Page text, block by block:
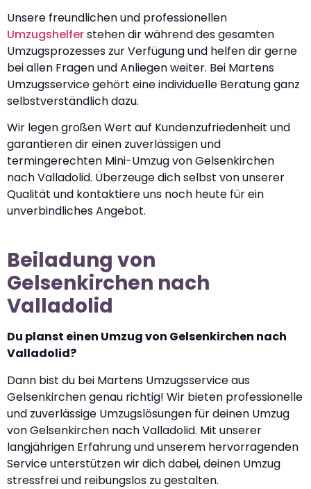
Unsere freundlichen und professionellen
Umzugshelferstehen dir während des gesamten
Umzugsprozesses zur Verfügung und helfen dir gerne
bei allen Fragen und Anliegen weiter. Bei Martens
Umzugsservice gehört eine individuelle Beratung ganz
selbstverständlich dazu.
Wir legen großen Wert auf Kundenzufriedenheit und
garantieren dir einen zuverlässigen und
termingerechten Mini-Umzug von Gelsenkirchen
nach Valladolid. Überzeuge dich selbst von unserer
Qualität und kontaktiere uns noch heute für ein
unverbindliches Angebot.
Beiladung von
Gelsenkirchen nach
Valladolid
Du planst einen Umzug von Gelsenkirchen nach
Valladolid?
Dann bist du bei Martens Umzugsservice aus
Gelsenkirchen genau richtig! Wir bieten professionelle
und zuverlässige Umzugslösungen für deinen Umzug
von Gelsenkirchen nach Valladolid. Mit unserer
langjährigen Erfahrung und unserem hervorragenden
Service unterstützen wir dich dabei, deinen Umzug
stressfrei und reibungslos zu gestalten.